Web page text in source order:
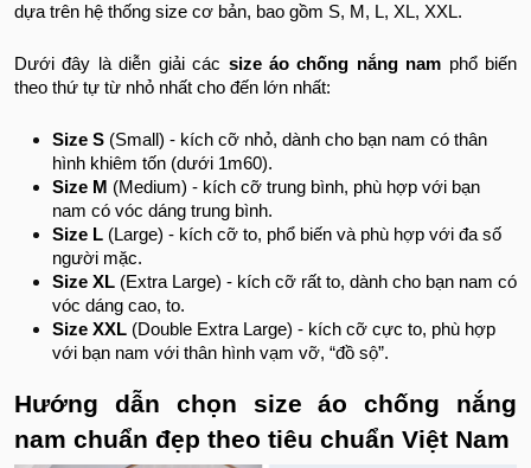
dựa trên hệ thống size cơ bản, bao gồm S, M, L, XL, XXL.
Dưới đây là diễn giải các size áo chống nắng nam phổ biến
theo thứ tự từ nhỏ nhất cho đến lớn nhất:
Size S (Small) - kích cỡ nhỏ, dành cho bạn nam có thân
hình khiêm tốn (dưới 1m60).
Size M (Medium) - kích cỡ trung bình, phù hợp với bạn
nam có vóc dáng trung bình.
Size L (Large) - kích cỡ to, phổ biến và phù hợp với đa số
người mặc.
Size XL (Extra Large) - kích cỡ rất to, dành cho bạn nam có
vóc dáng cao, to.
Size XXL (Double Extra Large) - kích cỡ cực to, phù hợp
với bạn nam với thân hình vạm vỡ, “đồ sộ”.
Hướng dẫn chọn size áo chống nắng
nam chuẩn đẹp theo tiêu chuẩn Việt Nam